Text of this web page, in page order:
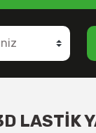
LASTİK